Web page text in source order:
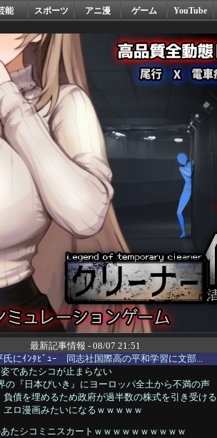
能 スポーツ アニ漫 ゲーム YouTube
最新記事情報 - 08/07 21:51
氏にｲﾝﾀﾋﾞｭｰ 同志社国際高の平和学習に文部...
であたシコが止まらない
『日本びいき』にヨーロッパ全土から不満の声
債を埋めるため政府が過半数の株式を引き受ける
ヱロ漫画みたいになるｗｗｗｗｗ
たシコミニスカートｗｗｗｗｗｗｗｗｗｗ